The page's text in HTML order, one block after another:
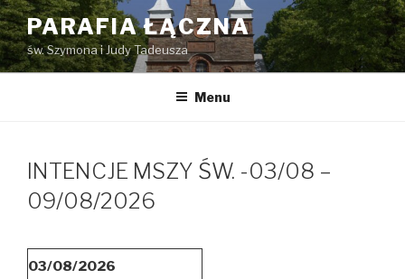
Przejdź
do
treści
PARAFIA ŁĄCZNA
św. Szymona i Judy Tadeusza
Menu
INTENCJE MSZY ŚW. -03/08 –
09/08/2026
03/08/2026